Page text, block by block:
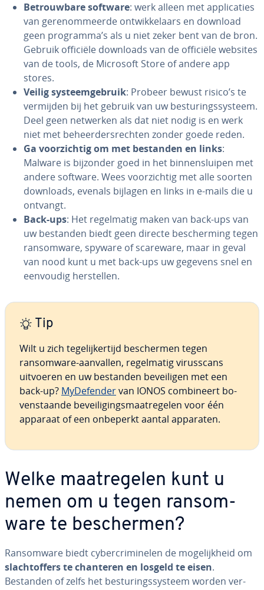
Be­trouw­ba­re software: werk alleen met ap­pli­ca­ties
van ge­re­nom­meer­de ont­wik­ke­laars en download
geen programma’s als u niet zeker bent van de bron.
Gebruik officiële downloads van de officiële websites
van de tools, de Microsoft Store of andere app
stores.
Veilig sys­teem­ge­bruik: Probeer bewust risico’s te
vermijden bij het gebruik van uw be­stu­rings­sys­teem.
Deel geen netwerken als dat niet nodig is en werk
niet met be­heer­ders­rech­ten zonder goede reden.
Ga voor­zich­tig om met bestanden en links:
Malware is bijzonder goed in het bin­nen­slui­pen met
andere software. Wees voor­zich­tig met alle soorten
downloads, evenals bijlagen en links in e-mails die u
ontvangt.
Back-ups: Het re­gel­ma­tig maken van back-ups van
uw bestanden biedt geen directe be­scher­ming tegen
ransom­wa­re, spyware of scareware, maar in geval
van nood kunt u met back-ups uw gegevens snel en
eenvoudig her­stel­len.
Tip
Wilt u zich te­ge­lij­ker­tijd be­scher­men tegen
ransom­wa­re-aanvallen, re­gel­ma­tig vi­rus­scans
uitvoeren en uw bestanden be­vei­li­gen met een
back-up? My­De­fen­dervan IONOS com­bi­neert bo­
ven­staan­de be­vei­li­gings­maat­re­ge­len voor één
apparaat of een onbeperkt aantal apparaten.
Welke maat­re­ge­len kunt u
nemen om u tegen ransom­
wa­re te be­scher­men?
Ransom­wa­re biedt cy­ber­cri­mi­ne­len de mo­ge­lijk­heid om
slacht­of­fers te chanteren en losgeld te eisen.
Bestanden of zelfs het be­stu­rings­sys­teem worden ver­